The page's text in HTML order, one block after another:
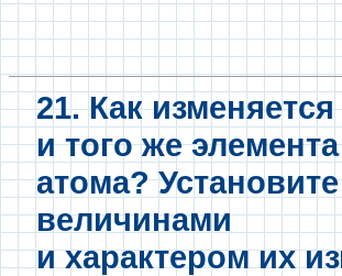
21. Как
и того же
атома?
величинами
и характером их